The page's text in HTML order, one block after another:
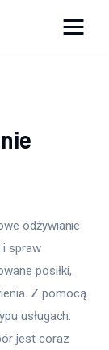
odżywianie
i spraw
posiłki,
Z pomocą
usługach.
jest coraz